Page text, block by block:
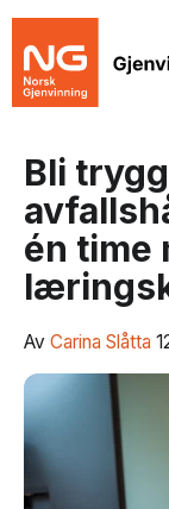
Bli
én time
Av Carina Slåtta